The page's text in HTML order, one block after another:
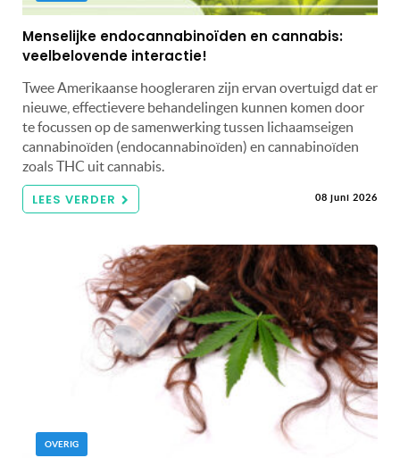
Menselijke endocannabinoïden en cannabis:
veelbelovende interactie!
Twee Amerikaanse hoogleraren zijn ervan overtuigd dat er
nieuwe, effectievere behandelingen kunnen komen door
te focussen op de samenwerking tussen lichaamseigen
cannabinoïden (endocannabinoïden) en cannabinoïden
zoals THC uit cannabis.
LEES VERDER 08 juni 2026
OVERIG